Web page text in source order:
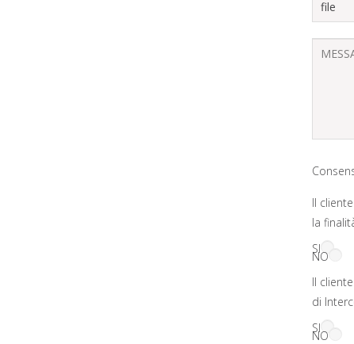
Il
la
SI
NO
Il
di
SI
NO